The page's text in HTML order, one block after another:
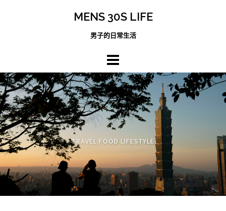
MENS 30S LIFE
男子的日常生活
TRAVEL FOOD LIFESTYLE